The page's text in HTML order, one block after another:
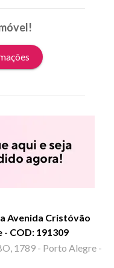
Avenida Cristóvão
COD: 191309
1789 - Porto Alegre -